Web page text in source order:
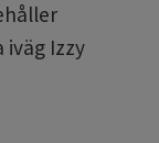
Izzy